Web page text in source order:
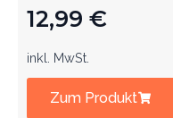
12,99 €
inkl. MwSt.
Zum Produkt